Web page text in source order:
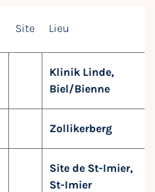
Site Lieu
Klinik Linde,
Biel/Bienne
Zollikerberg
Site de St-Imier,
St-Imier